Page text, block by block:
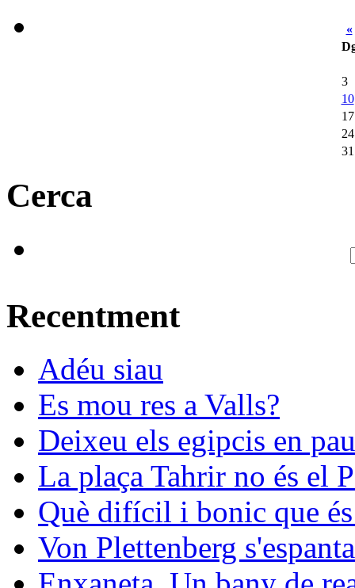
«
3
10
17
24
31
Cerca
Recentment
Adéu siau
Es mou res a Valls?
Deixeu els egipcis en
La plaça Tahrir no és el
Què difícil i bonic que és
Von Plettenberg s'espanta